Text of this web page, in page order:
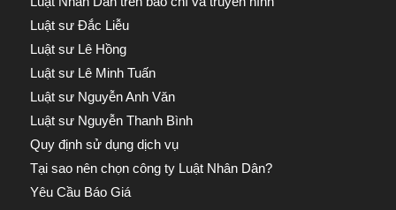
Luật sư Đắc Liễu
Luật sư Lê Hồng
Luật sư Lê Minh Tuấn
Luật sư Nguyễn Anh Văn
Luật sư Nguyễn Thanh Bình
Quy định sử dụng dịch vụ
Tại sao nên chọn công ty Luật Nhân Dân?
Yêu Cầu Báo Giá